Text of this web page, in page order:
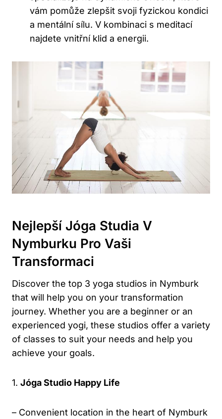
vám pomůže zlepšit svoji fyzickou kondici
a mentální sílu. V kombinaci s meditací
najdete vnitřní klid a energii.
Nejlepší Jóga Studia V
Nymburku Pro Vaši
Transformaci
Discover the top 3 yoga studios in Nymburk
that will help you on your transformation
journey. Whether you are a beginner or an
experienced yogi, these studios offer a variety
of classes to suit your needs and help you
achieve your goals.
1. Jóga Studio Happy Life
– Convenient location in the heart of Nymburk